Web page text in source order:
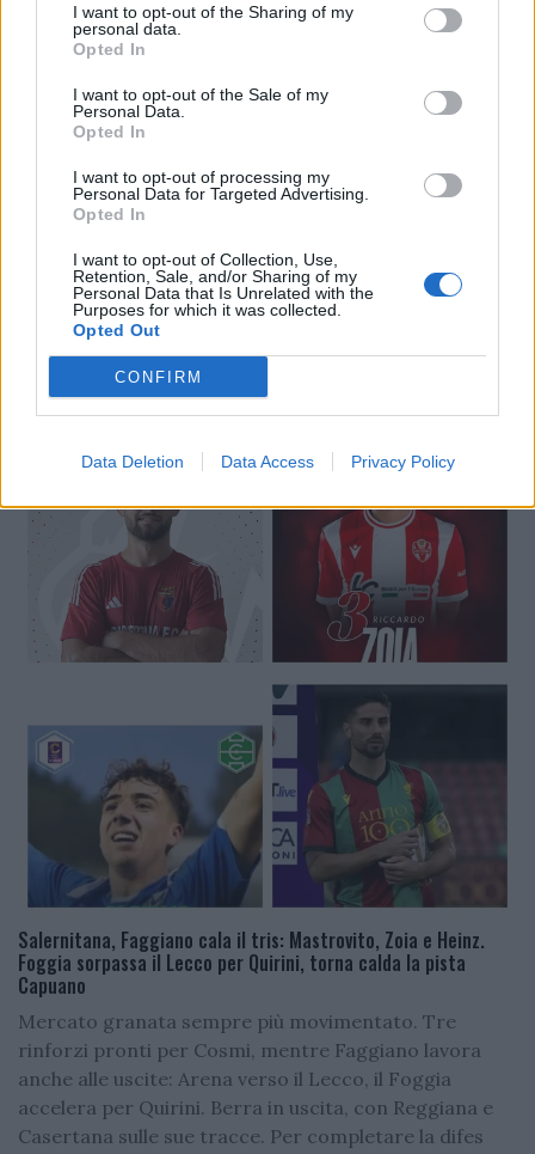
I want to opt-out of the Sharing of my
personal data.
Opted In
I want to opt-out of the Sale of my
Personal Data.
Opted In
I want to opt-out of processing my
Personal Data for Targeted Advertising.
Opted In
I want to opt-out of Collection, Use,
Retention, Sale, and/or Sharing of my
Personal Data that Is Unrelated with the
Purposes for which it was collected.
Opted Out
CONFIRM
Data Deletion Data Access Privacy Policy
🔥 Trending
Salernitana, Faggiano cala il tris: Mastrovito, Zoia e Heinz.
Foggia sorpassa il Lecco per Quirini, torna calda la pista
Capuano
Mercato granata sempre più movimentato. Tre
rinforzi pronti per Cosmi, mentre Faggiano lavora
anche alle uscite: Arena verso il Lecco, il Foggia
accelera per Quirini. Berra in uscita, con Reggiana e
Casertana sulle sue tracce. Per completare la difes